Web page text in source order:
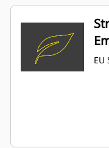
EU